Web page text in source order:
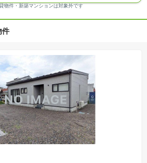
は多少異なる場合があります。
件は、全ての住戸に該当しない項目もあります。
日から１週間表示されます。
否は任意です。
プラン例」が表記してある時、そのプラン例は特定の建築請
負会社以外で建てた場合、同様のものが同価格で建てられる
社を特定するものではありません。
地に建築する建物の建築請負契約が、一定期間内に成立する
のことをいいます。建築請負契約成立に向けて設計プランを
の希望する建物の設計協議をするために必要な相当の期間の
で希望を満たすプランが実現できたかどうかにより結論を出
ヶ月程度とされています。納得のいくプランが出来ず、建築請
買契約は白紙に戻り、土地契約にかかった代金（土地代金、
わらず、全て返却されます。
用等」は消費税込みの「総額表示」で統一しています。
件においては「消費税を除いた建物価格」と「土地価格」の
物件・新築マンションは対象外です
件